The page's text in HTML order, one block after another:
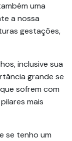
uma
a nossa
gestações,
inclusive sua
grande se
sofrem com
mais
se tenho um